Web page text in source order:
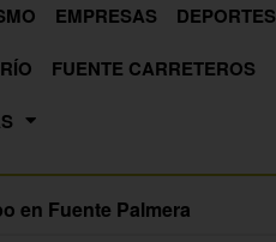
EMPRESAS
DEPORTES
FUENTE CARRETEROS
en Fuente Palmera